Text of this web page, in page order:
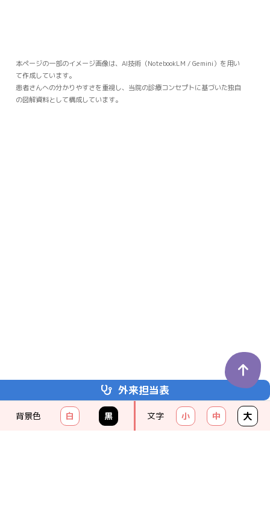
背景色 白 黒 文字 小 中 大
本ページの一部のイメージ画像は、AI技術（NotebookLM / Gemini）を用い
て作成しています。
患者さんへの分かりやすさを重視し、当院の診療コンセプトに基づいた独自
の図解資料として構成しています。
かわごえクリニック
KAWAGOE CLINIC
049-238-8111 （代）
外来担当表